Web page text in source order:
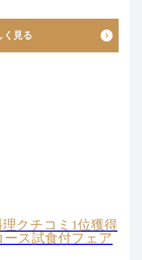
く見る
クチコミ1位獲得
ス試食付フェア